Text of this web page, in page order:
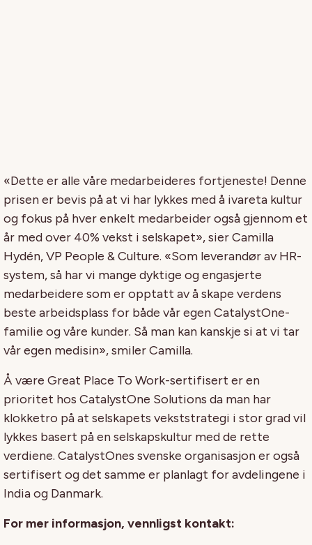
«Dette er alle våre medarbeideres fortjeneste! Denne
prisen er bevis på at vi har lykkes med å ivareta kultur
og fokus på hver enkelt medarbeider også gjennom et
år med over 40% vekst i selskapet», sier Camilla
Hydén, VP People & Culture. «Som leverandør av HR-
system, så har vi mange dyktige og engasjerte
medarbeidere som er opptatt av å skape verdens
beste arbeidsplass for både vår egen CatalystOne-
familie og våre kunder. Så man kan kanskje si at vi tar
vår egen medisin», smiler Camilla.
Å være Great Place To Work-sertifisert er en
prioritet hos CatalystOne Solutions da man har
klokketro på at selskapets vekststrategi i stor grad vil
lykkes basert på en selskapskultur med de rette
verdiene. CatalystOnes svenske organisasjon er også
sertifisert og det samme er planlagt for avdelingene i
India og Danmark.
For mer informasjon, vennligst kontakt: